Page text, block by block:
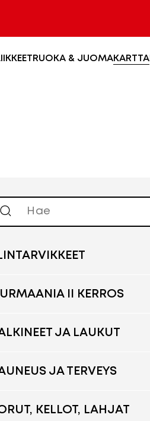
RUOKA & JUOMAKARTTA
II KERROS
JA LAUKUT
JA TERVEYS
KELLOT, LAHJAT